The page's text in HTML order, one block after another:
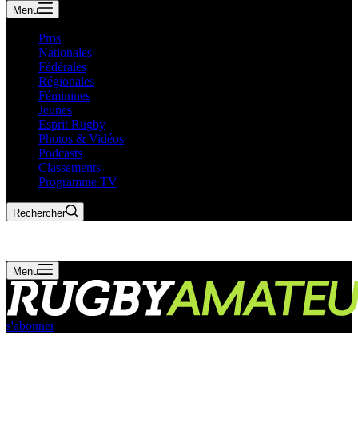
Menu
Pros
Nationales
Fédérales
Régionales
Féminines
Jeunes
Esprit Rugby
Photos & Vidéos
Podcasts
Classements
Programme TV
Rechercher
Menu
s'abonner